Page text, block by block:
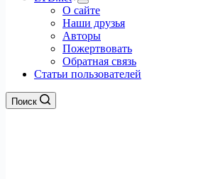
О сайте
Наши друзья
Авторы
Пожертвовать
Обратная связь
Статьи пользователей
Поиск